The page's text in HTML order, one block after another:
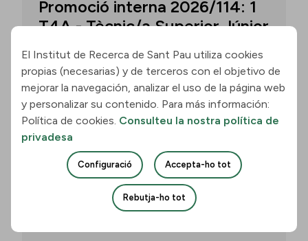
Promoció interna 2026/114: 1
T4A - Tècnic/a Superior Júnior
Convocatòria per a un/a T4A - Tècnic/a
Superior Júnior al grup Neurobiologia de
les Demències - Multilingual Aphasia &
Dementia Research Lab. Termini: 11
d’agost de 2026, 15.00 h.
Uneix-te
El Institut de Recerca de Sant Pau utiliza cookies
propias (necesarias) y de terceros con el objetivo de
mejorar la navegación, analizar el uso de la página web
y personalizar su contenido. Para más información:
Política de cookies. Consulteu la nostra política de
privadesa
Configuració Accepta-ho tot
Rebutja-ho tot